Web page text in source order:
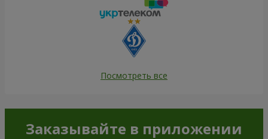
Посмотреть все
Заказывайте в приложении